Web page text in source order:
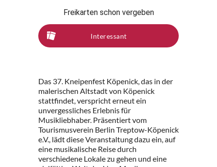
Freikarten schon vergeben
Interessant
Das 37. Kneipenfest Köpenick, das in der
malerischen Altstadt von Köpenick
stattfindet, verspricht erneut ein
unvergessliches Erlebnis für
Musikliebhaber. Präsentiert vom
Tourismusverein Berlin Treptow-Köpenick
e.V., lädt diese Veranstaltung dazu ein, auf
eine musikalische Reise durch
verschiedene Lokale zu gehen und eine